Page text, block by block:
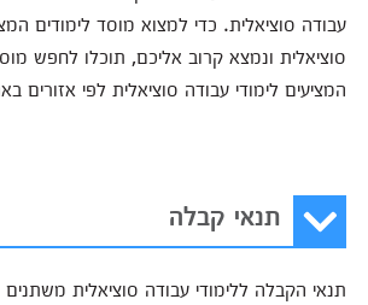
עבודה סוציאלית. כדי למצוא מוסד לימודים
סוציאלית ונמצא קרוב אליכם, תוכלו לחפש
המציעים לימודי עבודה סוציאלית לפי אזורים
תנאי קבלה
תנאי הקבלה ללימודי עבודה סוציאלית